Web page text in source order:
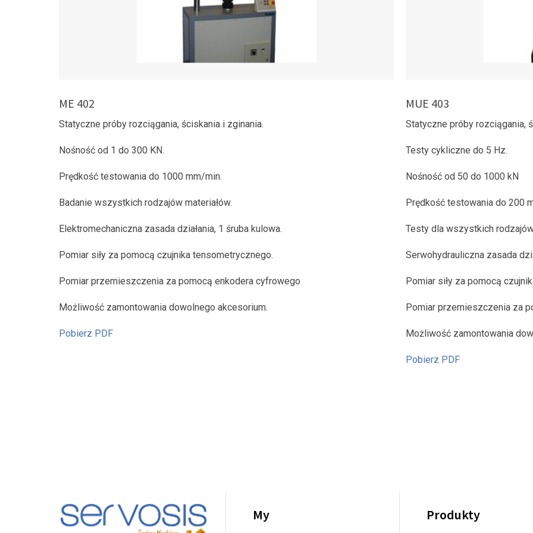
ME 402
Statyczne próby rozciągania, ściskania i zginania.
Nośność od 1 do 300 KN.
Prędkość testowania do 1000 mm/min.
Badanie wszystkich rodzajów materiałów.
Elektromechaniczna zasada działania, 1 śruba kulowa.
Pomiar siły za pomocą czujnika tensometrycznego.
Pomiar przemieszczenia za pomocą enkodera cyfrowego
Możliwość zamontowania dowolnego akcesorium.
Pobierz PDF
MUE 403
Statyczne próby rozciągania,
Testy cykliczne do 5 Hz.
Nośność od 50 do 1000 kN
Prędkość testowania do 200
Testy dla wszystkich
Serwohydrauliczna zasada
Pomiar siły za pomocą
Pomiar przemieszczenia za
Możliwość zamontowania
Pobierz PDF
My Produkty